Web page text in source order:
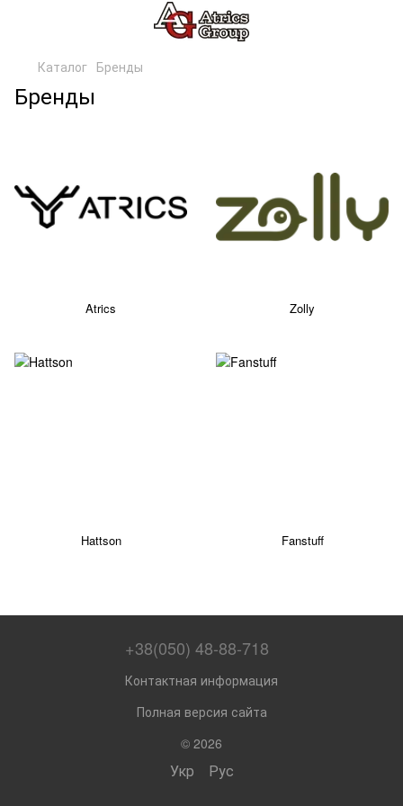
Каталог Бренды
Бренды
Atrics Zolly
Hattson Fanstuff
+38(050) 48-88-718
Контактная информация
Полная версия сайта
© 2026
Укр Рус